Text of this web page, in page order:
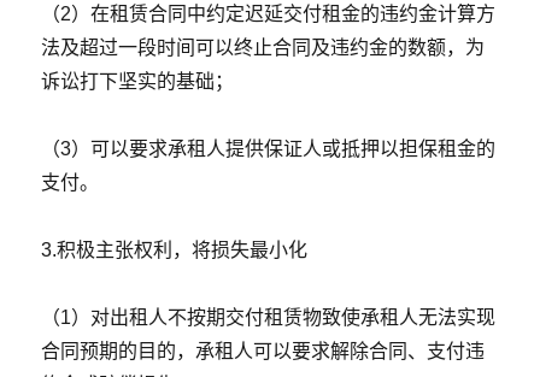
（2）在租赁合同中约定迟延交付租金的违约金计算方
法及超过一段时间可以终止合同及违约金的数额，为
诉讼打下坚实的基础；
（3）可以要求承租人提供保证人或抵押以担保租金的
支付。
3.积极主张权利，将损失最小化
（1）对出租人不按期交付租赁物致使承租人无法实现
合同预期的目的，承租人可以要求解除合同、支付违